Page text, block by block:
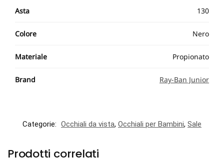
Asta 130
Colore Nero
Materiale Propionato
Brand Ray-Ban Junior
Categorie: Occhiali da vista, Occhiali per Bambini, Sale
Prodotti correlati